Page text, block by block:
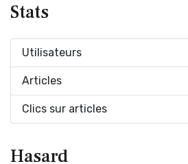
Stats
Utilisateurs
Articles
Clics sur articles
Hasard